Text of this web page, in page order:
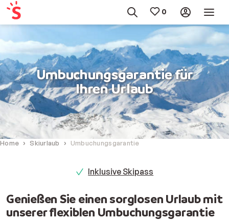
Umbuchungsgarantie für
Ihren Urlaub
Home Skiurlaub Umbuchungsgarantie
Inklusive Skipass
Genießen Sie einen sorglosen Urlaub mit
unserer flexiblen Umbuchungsgarantie